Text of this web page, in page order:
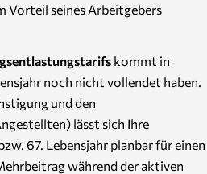
Vorteil seines Arbeitgebers
kommt in
noch nicht vollendet haben.
und den
lässt sich Ihre
67. Lebensjahr planbar für einen
während der aktiven